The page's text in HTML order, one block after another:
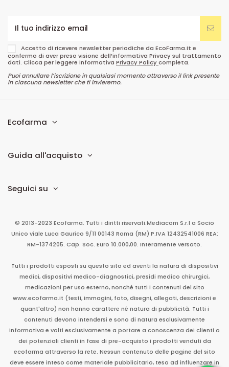
Accetto di ricevere newsletter periodiche da EcoFarma.it e
confermo di aver preso visione dell’informativa Privacy sul trattamento
dati. Clicca per leggere informativa Privacy Policycompleta.
Puoi annullare l’iscrizione in qualsiasi momento attraverso il link presente
in ciascuna newsletter che ti invieremo.
Ecofarma
Guida all'acquisto
Seguici su
© 2013-2023 Ecofarma. Tutti i diritti riservati.Mediacom S.r.l a Socio
Unico viale Luca Gaurico 9/11 00143 Roma (RM) P.IVA 12432541006 REA:
RM-1374205. Cap. Soc. Euro 10.000,00. Interamente versato.
Tutti i prodotti esposti su questo sito ed aventi la natura di dispositivi
medici, dispositivi medico-diagnostici, presidi medico chirurgici,
medicazioni per uso esterno, nonché tutti i contenuti del sito
www.ecofarma.it (testi, immagini, foto, disegni, allegati, descrizioni e
quant'altro) non hanno carattere né natura di pubblicità. Tutti i
contenuti devono intendersi e sono di natura esclusivamente
informativa e volti esclusivamente a portare a conoscenza dei clienti o
dei potenziali clienti in fase di pre-acquisto i prodotti venduti da
ecofarma attraverso la rete. Nessun contenuto delle pagine del sito
deve essere inteso come materiale pubblicitario, teso ad influenzare in